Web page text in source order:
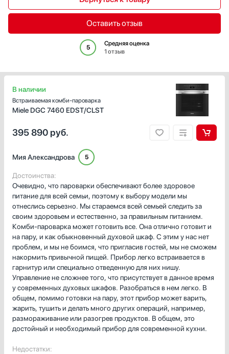
Гладильные системы
Духовые шкафы
Измельчители пищевых отходов
Комби-панели, фритюрницы и грили
Кондиционеры
Кофемолки
Кухонные комбайны
Микроволновые печи
Миксеры
Мойки
Мясорубки
Обогреватели
Паровые шкафы для одежды
Парогенераторы
Подогреватели
Проф. аксессуары
Профессиональные ледогенераторы
Профессиональные посудомоечные машины
Системы кипячения воды AquaHot
5
Средняя оценка
1 отзыв
Оставить отзыв
В наличии
Встраиваемая комби-пароварка
Miele DGC 7460 EDST/CLST
395 890 руб.
Мия Александрова 5
Достоинства:
Очевидно, что пароварки обеспечивают более здоровое
питание для всей семьи, поэтому к выбору модели мы
отнеслись серьезно. Мы стараемся всей семьей следить за
своим здоровьем и естественно, за правильным питанием.
Комби-пароварка может готовить все. Она отлично готовит и
на пару, и как обыкновенный духовой шкаф. С этим у нас нет
проблем, и мы не боимся, что пригласив гостей, мы не сможем
накормить привычной пищей. Прибор легко встраивается в
гарнитур или специально отведенную для них нишу.
Управление не сложнее того, что присутствует в данное время
у современных духовых шкафов. Разобраться в нем легко. В
общем, помимо готовки на пару, этот прибор может варить,
жарить, тушить и делать много других операций, например,
размораживание или разогрев продуктов. В общем, это
достойный и необходимый прибор для современной кухни.
Недостатки: